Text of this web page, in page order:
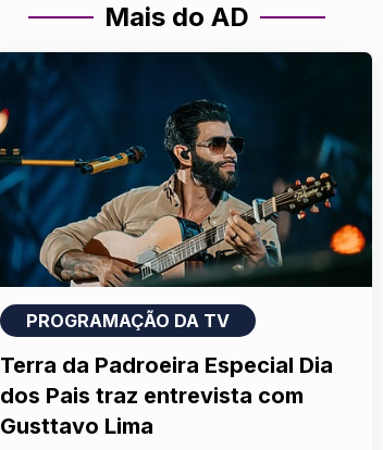
Mais do AD
PROGRAMAÇÃO DA TV
Terra da Padroeira Especial Dia
dos Pais traz entrevista com
Gusttavo Lima